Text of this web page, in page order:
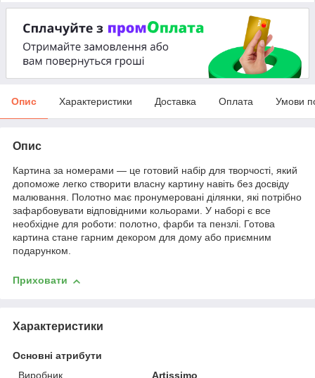
Опис Характеристики Доставка Оплата Умови
Опис
Картина за номерами — це готовий набір для творчості, який
допоможе легко створити власну картину навіть без досвіду
малювання. Полотно має пронумеровані ділянки, які потрібно
зафарбовувати відповідними кольорами. У наборі є все
необхідне для роботи: полотно, фарби та пензлі. Готова
картина стане гарним декором для дому або приємним
подарунком.
Приховати
Характеристики
Основні атрибути
Виробник
Artissimo